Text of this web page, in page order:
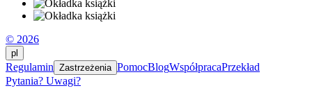
© 2026
pl
Regulamin Zastrzeżenia PomocBlogWspółpracaPrzekład
Pytania? Uwagi?